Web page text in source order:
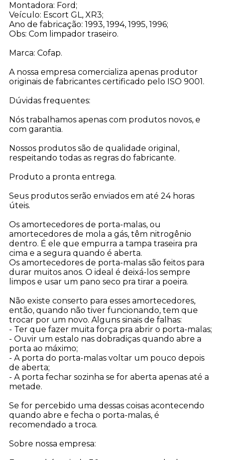
Montadora: Ford;
Veículo: Escort GL, XR3;
Ano de fabricação: 1993, 1994, 1995, 1996;
Obs: Com limpador traseiro.
Marca: Cofap.
A nossa empresa comercializa apenas produtor
originais de fabricantes certificado pelo ISO 9001.
Dúvidas frequentes:
Nós trabalhamos apenas com produtos novos, e
com garantia.
Nossos produtos são de qualidade original,
respeitando todas as regras do fabricante.
Produto a pronta entrega.
Seus produtos serão enviados em até 24 horas
úteis.
Os amortecedores de porta-malas, ou
amortecedores de mola a gás, têm nitrogênio
dentro. É ele que empurra a tampa traseira pra
cima e a segura quando é aberta.
Os amortecedores de porta-malas são feitos para
durar muitos anos. O ideal é deixá-los sempre
limpos e usar um pano seco pra tirar a poeira.
Não existe conserto para esses amortecedores,
então, quando não tiver funcionando, tem que
trocar por um novo. Alguns sinais de falhas:
- Ter que fazer muita força pra abrir o porta-malas;
- Ouvir um estalo nas dobradiças quando abre a
porta ao máximo;
- A porta do porta-malas voltar um pouco depois
de aberta;
- A porta fechar sozinha se for aberta apenas até a
metade.
Se for percebido uma dessas coisas acontecendo
quando abre e fecha o porta-malas, é
recomendado a troca.
Sobre nossa empresa: